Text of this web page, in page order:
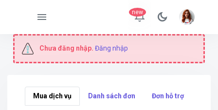
new
Chưa đăng nhập. Đăng nhập
Mua dịch vụ Danh sách đơn Đơn hỗ trợ